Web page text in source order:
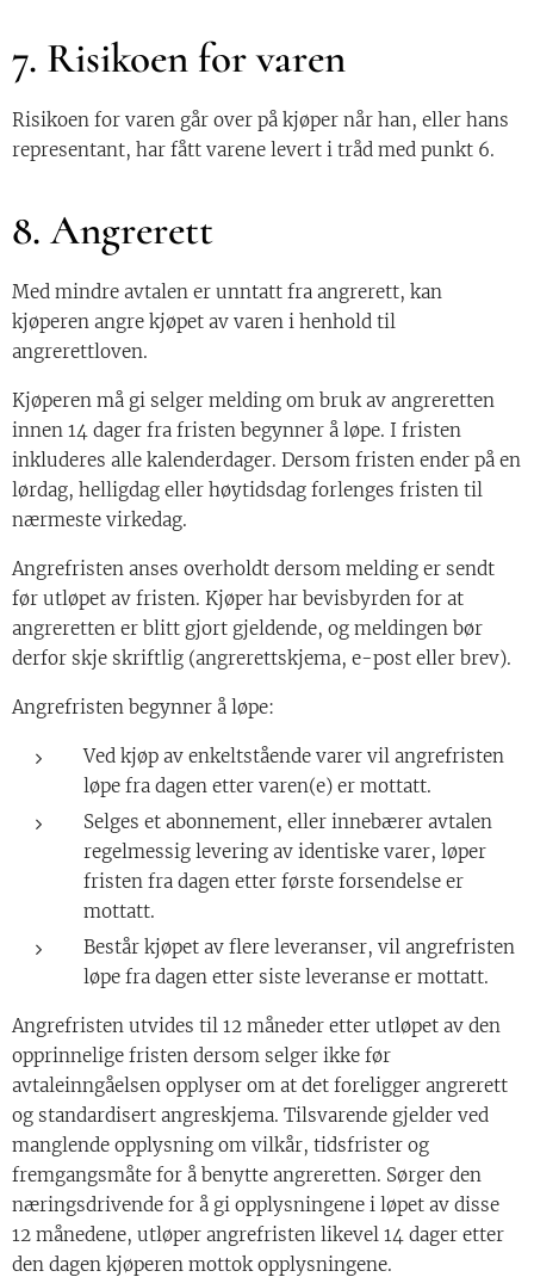
7. Risikoen for varen
Risikoen for varen går over på kjøper når han, eller hans
representant, har fått varene levert i tråd med punkt 6.
8. Angrerett
Med mindre avtalen er unntatt fra angrerett, kan
kjøperen angre kjøpet av varen i henhold til
angrerettloven.
Kjøperen må gi selger melding om bruk av angreretten
innen 14 dager fra fristen begynner å løpe. I fristen
inkluderes alle kalenderdager. Dersom fristen ender på en
lørdag, helligdag eller høytidsdag forlenges fristen til
nærmeste virkedag.
Angrefristen anses overholdt dersom melding er sendt
før utløpet av fristen. Kjøper har bevisbyrden for at
angreretten er blitt gjort gjeldende, og meldingen bør
derfor skje skriftlig (angrerettskjema, e-post eller brev).
Angrefristen begynner å løpe:
Ved kjøp av enkeltstående varer vil angrefristen
løpe fra dagen etter varen(e) er mottatt.
Selges et abonnement, eller innebærer avtalen
regelmessig levering av identiske varer, løper
fristen fra dagen etter første forsendelse er
mottatt.
Består kjøpet av flere leveranser, vil angrefristen
løpe fra dagen etter siste leveranse er mottatt.
Angrefristen utvides til 12 måneder etter utløpet av den
opprinnelige fristen dersom selger ikke før
avtaleinngåelsen opplyser om at det foreligger angrerett
og standardisert angreskjema. Tilsvarende gjelder ved
manglende opplysning om vilkår, tidsfrister og
fremgangsmåte for å benytte angreretten. Sørger den
næringsdrivende for å gi opplysningene i løpet av disse
12 månedene, utløper angrefristen likevel 14 dager etter
den dagen kjøperen mottok opplysningene.